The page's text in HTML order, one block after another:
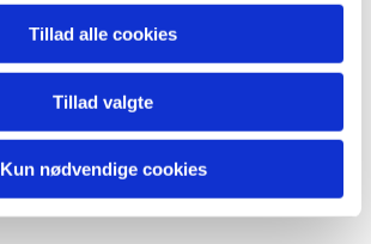
Tillad alle cookies
Tillad valgte
Kun nødvendige cookies